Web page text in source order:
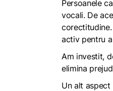
Persoanele
vocali. De
activ pentru
Am investit,
elimina
Un alt